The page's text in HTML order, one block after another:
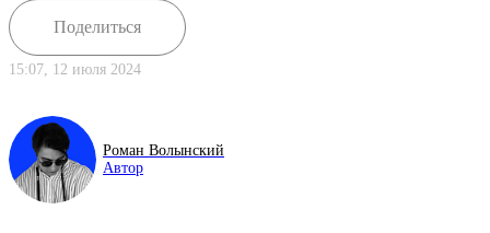
Поделиться
15:07, 12 июля 2024
Роман Волынский
Автор